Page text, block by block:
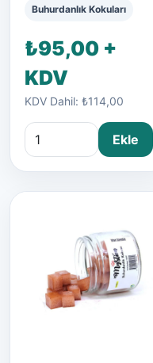
Buhurdanlık Kokuları
₺95,00 +
KDV
KDV Dahil: ₺114,00
Ekle